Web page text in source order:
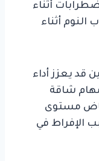
أثناء
النوم أثناء
قد يعزز أداء
شاقة
مستوى
الإفراط في